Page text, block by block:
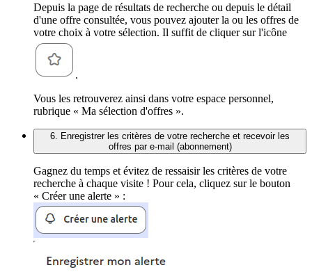
Depuis la page de résultats de recherche ou depuis le détail
d'une offre consultée, vous pouvez ajouter la ou les offres de
votre choix à votre sélection. Il suffit de cliquer sur l'icône
.
Vous les retrouverez ainsi dans votre espace personnel,
rubrique « Ma sélection d'offres ».
6. Enregistrer les critères de votre recherche et recevoir les
offres par e-mail (abonnement)
Gagnez du temps et évitez de ressaisir les critères de votre
recherche à chaque visite ! Pour cela, cliquez sur le bouton
« Créer une alerte » :